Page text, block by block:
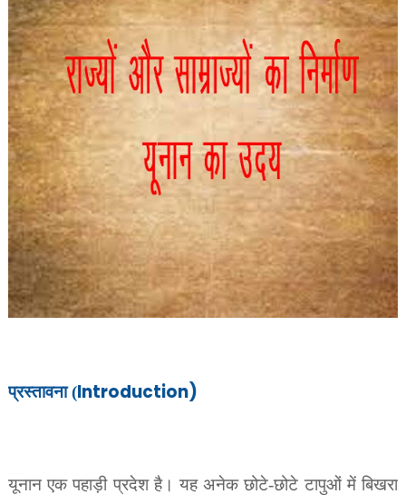
प्रस्तावना (Introduction)
यूनान एक पहाड़ी प्रदेश है। यह अनेक छोटे-छोटे टापुओं में बिखरा